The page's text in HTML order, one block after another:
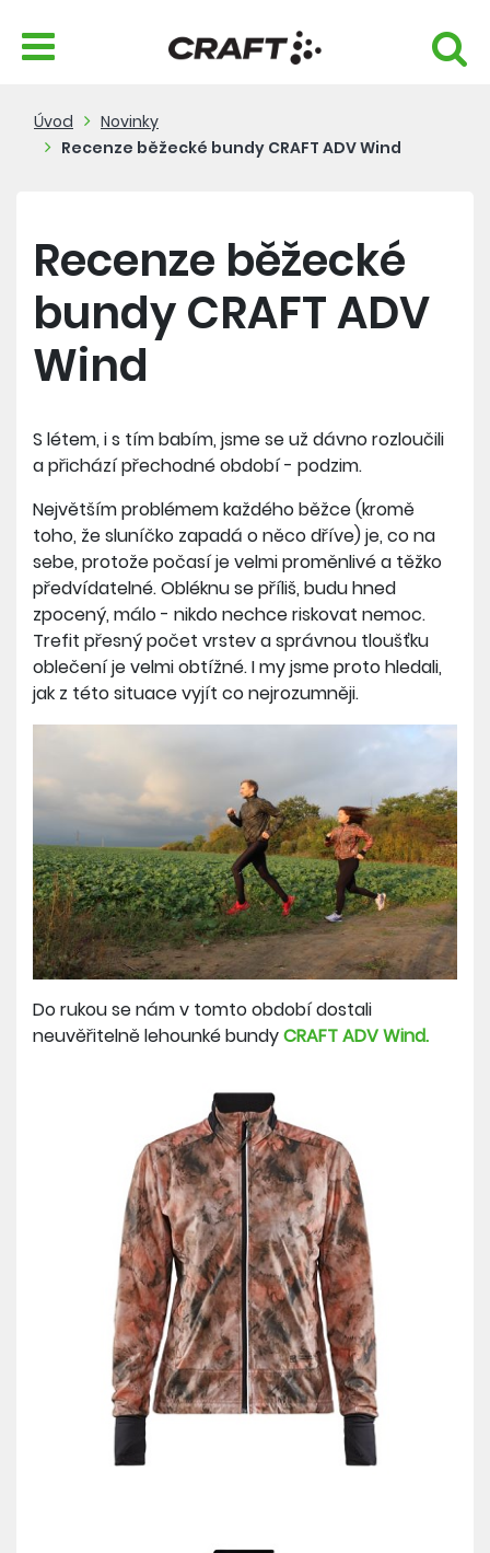
Úvod
Novinky
Recenze běžecké bundy CRAFT ADV Wind
Recenze běžecké
bundy CRAFT ADV
Wind
S létem, i s tím babím, jsme se už dávno rozloučili
a přichází přechodné období - podzim.
Největším problémem každého běžce (kromě
toho, že sluníčko zapadá o něco dříve) je, co na
sebe, protože počasí je velmi proměnlivé a těžko
předvídatelné. Obléknu se příliš, budu hned
zpocený, málo - nikdo nechce riskovat nemoc.
Trefit přesný počet vrstev a správnou tloušťku
oblečení je velmi obtížné. I my jsme proto hledali,
jak z této situace vyjít co nejrozumněji.
Do rukou se nám v tomto období dostali
neuvěřitelně lehounké bundyCRAFT ADV Wind.